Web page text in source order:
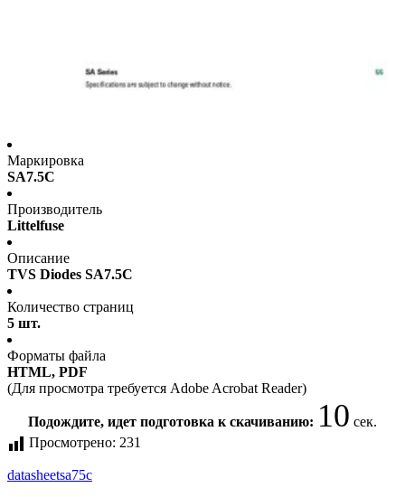
Маркировка
SA7.5C
Производитель
Littelfuse
Описание
TVS Diodes SA7.5C
Количество страниц
5 шт.
Форматы файла
HTML, PDF
(Для просмотра требуется Adobe Acrobat Reader)
Подождите, идет подготовка к скачиванию: 10 сек.
Просмотрено: 231
datasheetsa75c